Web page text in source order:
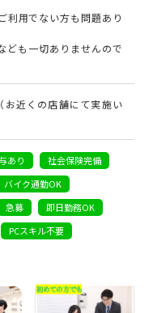
利用でない方も問題あり
ども一切ありませんので
近くの店舗にて実施い
あり
社会保険完備
バイク通勤OK
急募
即日勤務OK
PCスキル不要